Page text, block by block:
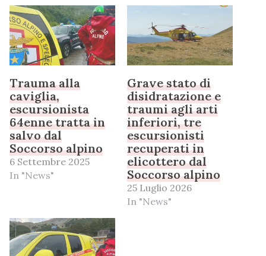
Trauma alla
caviglia,
escursionista
64enne tratta in
salvo dal
Soccorso alpino
6 Settembre 2025
In "News"
Grave stato di
disidratazione e
traumi agli arti
inferiori, tre
escursionisti
recuperati in
elicottero dal
Soccorso alpino
25 Luglio 2026
In "News"